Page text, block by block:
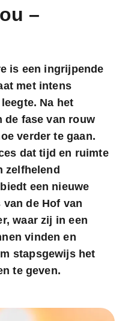
–
is een ingrijpende
met intens
Na het
de fase van rouw
verder te gaan.
dat tijd en ruimte
zelfhelend
een nieuwe
de Hof van
waar zij in een
vinden en
stapsgewijs het
te geven.